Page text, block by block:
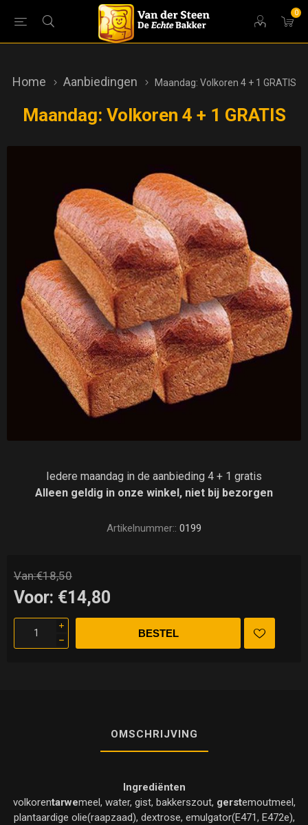
0
Home Aanbiedingen Maandag: Volkoren 4 + 1 GRATIS
Maandag: Volkoren 4 + 1 GRATIS
Iedere maandag in de aanbieding 4 + 1 gratis
Alleen geldig in onze winkel, niet bij bezorgen
Artikelnummer:: 0199
Van:€18,50
Voor: €14,80
i
h
OMSCHRIJVING
Ingrediënten
volkorentarwemeel, water, gist, bakkerszout, gerstemoutmeel,
plantaardige olie(raapzaad), dextrose, emulgator(E471, E472e),